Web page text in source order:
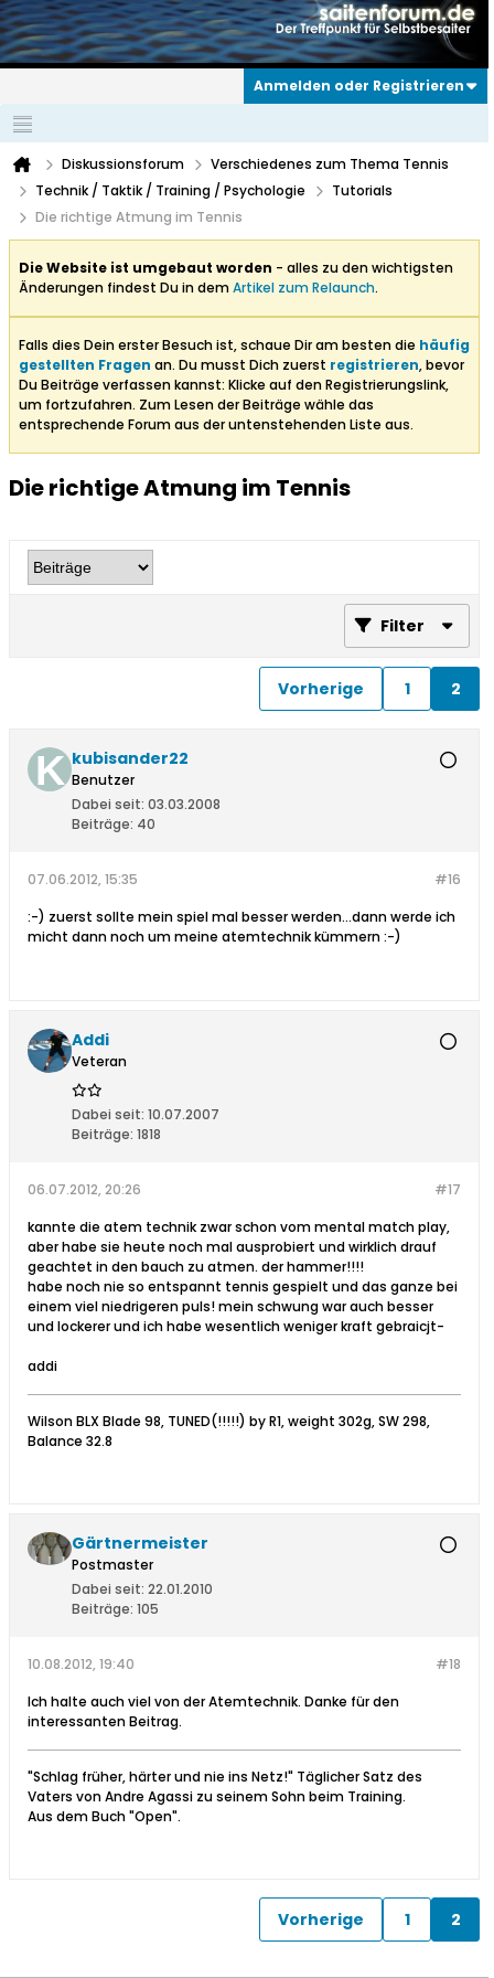
Anmelden oder Registrieren
Diskussionsforum
Verschiedenes zum Thema Tennis
Technik / Taktik / Training / Psychologie
Tutorials
Die richtige Atmung im Tennis
Die Website ist umgebaut worden - alles zu den wichtigsten
Änderungen findest Du in demArtikel zum Relaunch.
Falls dies Dein erster Besuch ist, schaue Dir am besten die häufig
gestellten Fragen an. Du musst Dich zuerst registrieren, bevor
Du Beiträge verfassen kannst: Klicke auf den Registrierungslink,
um fortzufahren. Zum Lesen der Beiträge wähle das
entsprechende Forum aus der untenstehenden Liste aus.
Die richtige Atmung im Tennis
Filter
Vorherige 1 2
kubisander22
Benutzer
Dabei seit: 03.03.2008
Beiträge: 40
#16
07.06.2012, 15:35
:-) zuerst sollte mein spiel mal besser werden...dann werde ich
micht dann noch um meine atemtechnik kümmern :-)
Addi
Veteran
Dabei seit: 10.07.2007
Beiträge: 1818
#17
06.07.2012, 20:26
kannte die atem technik zwar schon vom mental match play,
aber habe sie heute noch mal ausprobiert und wirklich drauf
geachtet in den bauch zu atmen. der hammer!!!!
habe noch nie so entspannt tennis gespielt und das ganze bei
einem viel niedrigeren puls! mein schwung war auch besser
und lockerer und ich habe wesentlich weniger kraft gebraicjt-
addi
Wilson BLX Blade 98, TUNED(!!!!!) by R1, weight 302g, SW 298,
Balance 32.8
Gärtnermeister
Postmaster
Dabei seit: 22.01.2010
Beiträge: 105
#18
10.08.2012, 19:40
Ich halte auch viel von der Atemtechnik. Danke für den
interessanten Beitrag.
"Schlag früher, härter und nie ins Netz!" Täglicher Satz des
Vaters von Andre Agassi zu seinem Sohn beim Training.
Aus dem Buch "Open".
Vorherige 1 2